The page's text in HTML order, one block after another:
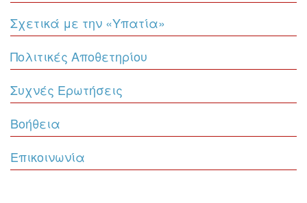
Σχετικά με την «Υπατία»
Πολιτικές Αποθετηρίου
Συχνές Ερωτήσεις
Βοήθεια
Επικοινωνία